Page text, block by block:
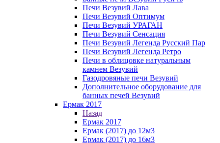
Печи Везувий Лава
Печи Везувий Оптимум
Печи Везувий УРАГАН
Печи Везувий Сенсация
Печи Везувий Легенда Русский Пар
Печи Везувий Легенда Ретро
Печи в облицовке натуральным
камнем Везувий
Газодровяные печи Везувий
Дополнительное оборудование для
банных печей Везувий
Ермак 2017
Назад
Ермак 2017
Ермак (2017) до 12м3
Ермак (2017) до 16м3